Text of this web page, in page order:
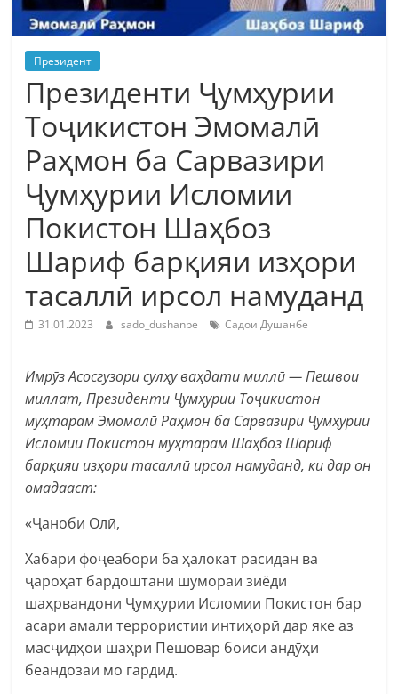
Президент
Президенти Ҷумҳурии
Тоҷикистон Эмомалӣ
Раҳмон ба Сарвазири
Ҷумҳурии Исломии
Покистон Шаҳбоз
Шариф барқияи изҳори
тасаллӣ ирсол намуданд
31.01.2023 sado_dushanbe Садои Душанбе
Имрӯз Асосгузори сулҳу ваҳдати миллӣ — Пешвои
миллат, Президенти Ҷумҳурии Тоҷикистон
муҳтарам Эмомалӣ Раҳмон ба Сарвазири Ҷумҳурии
Исломии Покистон муҳтарам Шаҳбоз Шариф
барқияи изҳори тасаллӣ ирсол намуданд, ки дар он
омадааст:
«Ҷаноби Олӣ,
Хабари фоҷеабори ба ҳалокат расидан ва
ҷароҳат бардоштани шумораи зиёди
шаҳрвандони Ҷумҳурии Исломии Покистон бар
асари амали террористии интиҳорӣ дар яке аз
масҷидҳои шаҳри Пешовар боиси андӯҳи
беандозаи мо гардид.